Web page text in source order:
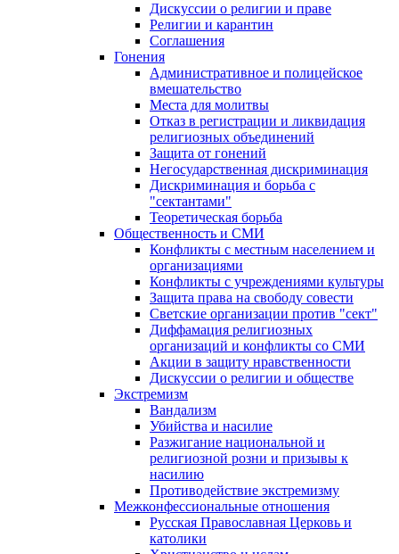
Дискуссии о религии и праве
Религии и карантин
Соглашения
Гонения
Административное и полицейское
вмешательство
Места для молитвы
Отказ в регистрации и ликвидация
религиозных объединений
Защита от гонений
Негосударственная дискриминация
Дискриминация и борьба с
"сектантами"
Теоретическая борьба
Общественность и СМИ
Конфликты с местным населением и
организациями
Конфликты с учреждениями культуры
Защита права на свободу совести
Светские организации против "сект"
Диффамация религиозных
организаций и конфликты со СМИ
Акции в защиту нравственности
Дискуссии о религии и обществе
Экстремизм
Вандализм
Убийства и насилие
Разжигание национальной и
религиозной розни и призывы к
насилию
Противодействие экстремизму
Межконфессиональные отношения
Русская Православная Церковь и
католики